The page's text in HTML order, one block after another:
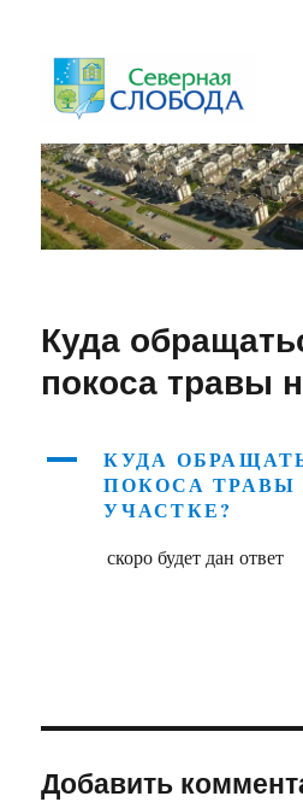
ТСЖ Северная
Куда
покоса травы
A
КУДА
ПОКОСА ТРАВЫ
УЧАСТКЕ?
скоро будет дан ответ
Добавить